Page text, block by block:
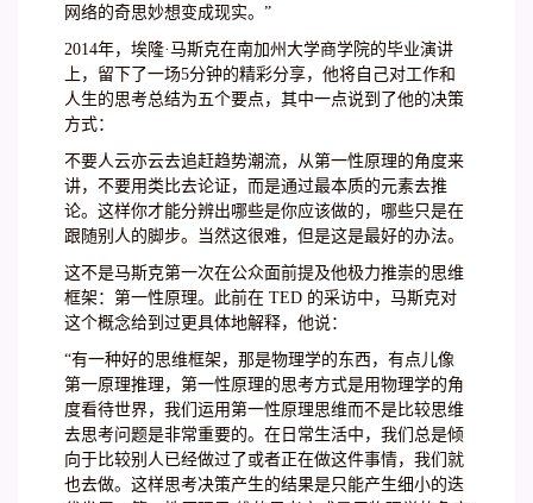
网络的奇思妙想变成现实。”
2014年，埃隆·马斯克在南加州大学商学院的毕业演讲
上，留下了一场5分钟的精彩分享，他将自己对工作和
人生的思考总结为五个要点，其中一点说到了他的决策
方式：
不要人云亦云去追赶趋势潮流，从第一性原理的角度来
讲，不要用类比去论证，而是通过最本质的元素去推
论。这样你才能分辨出哪些是你应该做的，哪些只是在
跟随别人的脚步。当然这很难，但是这是最好的办法。
这不是马斯克第一次在公众面前提及他极力推崇的思维
框架：第一性原理。此前在 TED 的采访中，马斯克对
这个概念给到过更具体地解释，他说：
“有一种好的思维框架，那是物理学的东西，有点儿像
第一原理推理，第一性原理的思考方式是用物理学的角
度看待世界，我们运用第一性原理思维而不是比较思维
去思考问题是非常重要的。在日常生活中，我们总是倾
向于比较别人已经做过了或者正在做这件事情，我们就
也去做。这样思考决策产生的结果是只能产生细小的迭